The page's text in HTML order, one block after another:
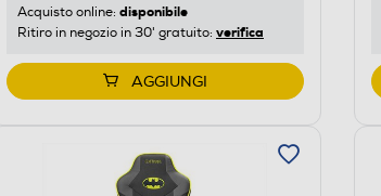
Acquisto online: disponibile
Ritiro in negozio in 30' gratuito: verifica
AGGIUNGI